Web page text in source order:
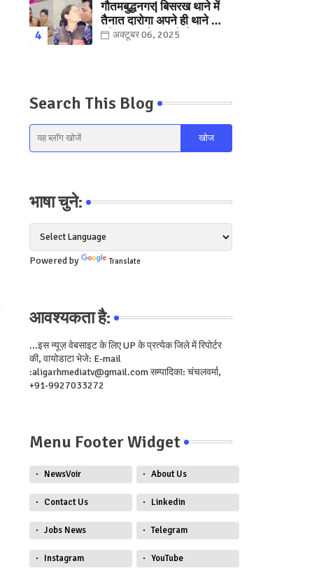
गौतमबुद्धनगर| बिसरख थाने में
तैनात दारोगा अपने ही थाने क़ी
महिला कांस्टेबल को लेकर हुए
अक्टूबर 06, 2025
Search This Blog
भाषा चुने:
Powered by Translate
आवश्यकता है:
...इस न्यूज़ वेबसाइट के लिए UP के प्रत्येक जिले में रिपोर्टर
की, वायोडाटा भेजे: E-mail
:aligarhmediatv@gmail.com सम्पादिका: चंचलवर्मा,
+91-9927033272
Menu Footer Widget
NewsVoir About Us
Contact Us Linkedin
Jobs News Telegram
Instagram YouTube